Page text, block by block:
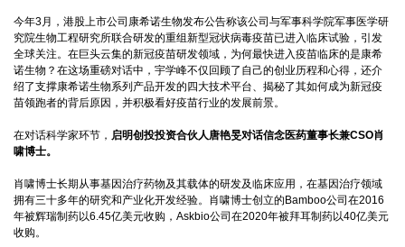
今年3月，港股上市公司康希诺生物发布公告称该公司与军事科学院军事医学研
究院生物工程研究所联合研发的重组新型冠状病毒疫苗已进入临床试验，引发
全球关注。在巨头云集的新冠疫苗研发领域，为何最快进入疫苗临床的是康希
诺生物？在这场重磅对话中，宇学峰不仅回顾了自己的创业历程和心得，还介
绍了支撑康希诺生物系列产品开发的四大技术平台、揭秘了其如何成为新冠疫
苗领跑者的背后原因，并积极看好疫苗行业的发展前景。
在对话科学家环节， 启明创投投资合伙人唐艳旻对话信念医药董事长兼CSO肖
啸博士。
肖啸博士长期从事基因治疗药物及其载体的研发及临床应用，在基因治疗领域
拥有三十多年的研究和产业化开发经验。肖啸博士创立的Bamboo公司在2016
年被辉瑞制药以6.45亿美元收购，Askbio公司在2020年被拜耳制药以40亿美元
收购。